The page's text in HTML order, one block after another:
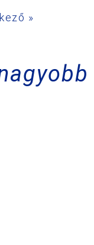
»